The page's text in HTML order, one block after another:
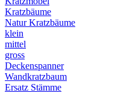
Kratzbäume
Natur Kratzbäume
klein
mittel
gross
Deckenspanner
Wandkratzbaum
Ersatz Stämme